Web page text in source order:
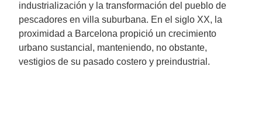
industrialización y la transformación del pueblo de
pescadores en villa suburbana. En el siglo XX, la
proximidad a Barcelona propició un crecimiento
urbano sustancial, manteniendo, no obstante,
vestigios de su pasado costero y preindustrial.